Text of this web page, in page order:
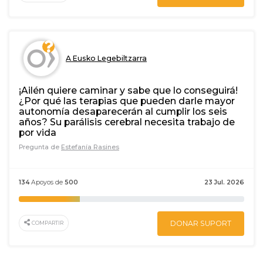
A Eusko Legebiltzarra
¡Ailén quiere caminar y sabe que lo conseguirá!
¿Por qué las terapias que pueden darle mayor
autonomía desaparecerán al cumplir los seis
años? Su parálisis cerebral necesita trabajo de
por vida
Pregunta de Estefanía Rasines
23 Jul. 2026
134Apoyos de 500
COMPARTIR DONAR SUPORT